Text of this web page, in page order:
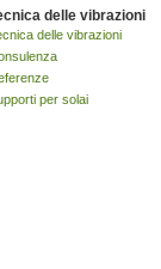
delle vibrazioni
delle vibrazioni
per solai